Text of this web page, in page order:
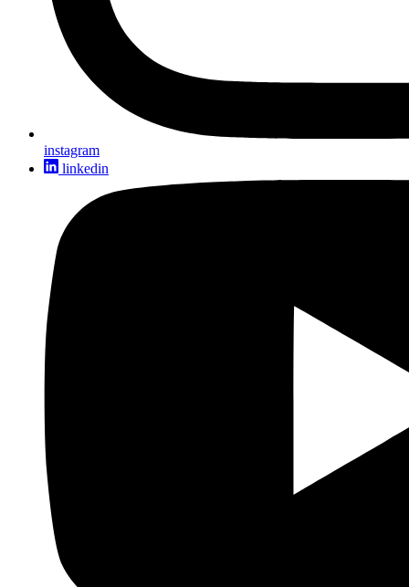
instagram
linkedin